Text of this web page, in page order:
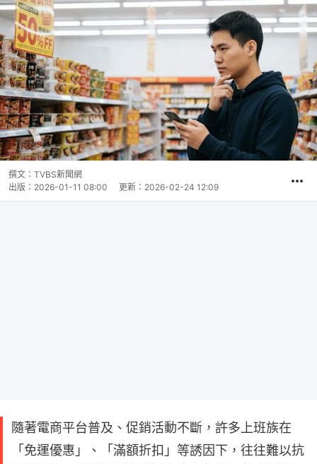
撰文： TVBS新聞網
出版： 2026-01-11 08:00 更新： 2026-02-24 12:09
隨著電商平台普及、促銷活動不斷，許多上班族在
「免運優惠」、「滿額折扣」等誘因下，往往難以抗